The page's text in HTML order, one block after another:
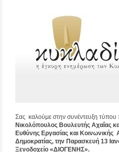
Σας καλούμε στην συνέντευξη τύπου
Νικολόπουλος Βουλευτής Αχαΐας
Ευθύνης Εργασίας και Κοινωνικής
Δημοκρατίας, την Παρασκευή 13
Ξενοδοχείο «ΔΙΟΓΕΝΗΣ».